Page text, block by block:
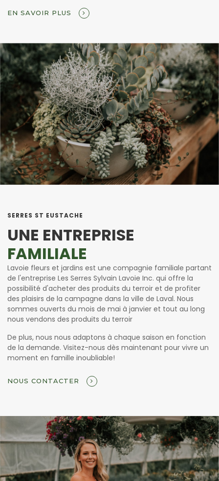
EN SAVOIR PLUS
SERRES ST EUSTACHE
UNE ENTREPRISE
FAMILIALE
Lavoie fleurs et jardins est une compagnie familiale partant
de l'entreprise Les Serres Sylvain Lavoie Inc. qui offre la
possibilité d'acheter des produits du terroir et de profiter
des plaisirs de la campagne dans la ville de Laval. Nous
sommes ouverts du mois de mai à janvier et tout au long
nous vendons des produits du terroir
De plus, nous nous adaptons à chaque saison en fonction
de la demande. Visitez-nous dès maintenant pour vivre un
moment en famille inoubliable!
NOUS CONTACTER